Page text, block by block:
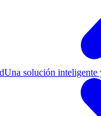
Una solución inteligente